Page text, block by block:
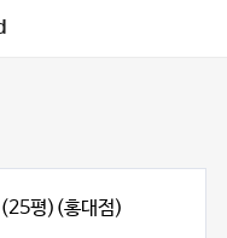
평)(홍대점)